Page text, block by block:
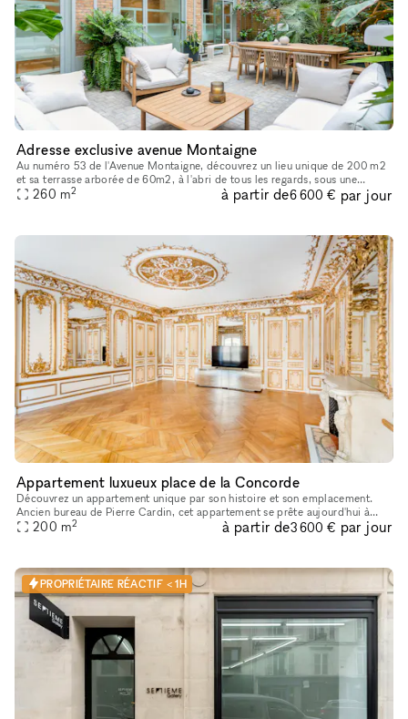
Adresse exclusive avenue Montaigne
Au numéro 53 de l'Avenue Montaigne, découvrez un lieu unique de 200 m2
et sa terrasse arborée de 60m2, à l'abri de tous les regards, sous une
magnifique verrière dans un écrin de verdure tropicale.
260 m2 à partir de6 600 € par jour
Appartement luxueux place de la Concorde
Découvrez un appartement unique par son histoire et son emplacement.
Ancien bureau de Pierre Cardin, cet appartement se prête aujourd'hui à
l'organisation de vos événements prestigieux. Idéalement pl
200 m2 à partir de3 600 € par jour
PROPRIÉTAIRE RÉACTIF < 1H